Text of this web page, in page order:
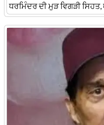
ਧਰਮਿੰਦਰ ਦੀ ਮੁੜ ਵਿਗੜੀ